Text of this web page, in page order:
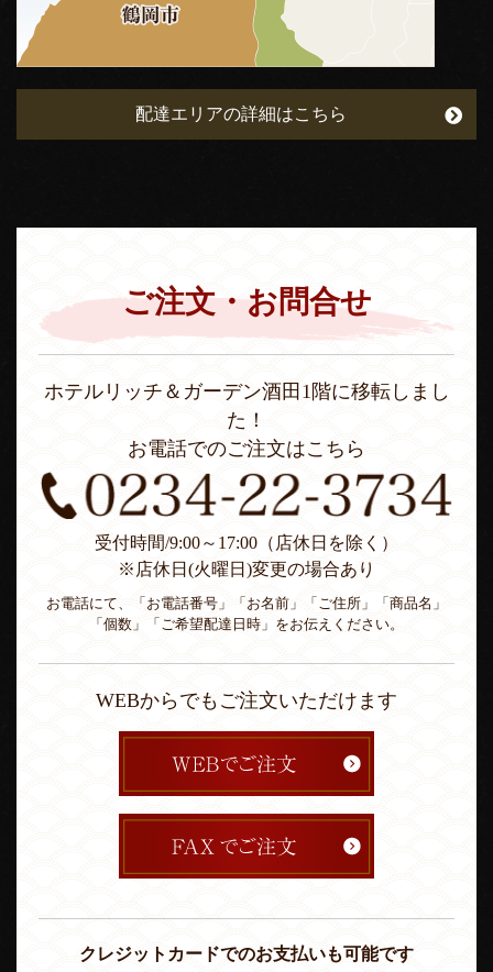
配達エリアの詳細はこちら
ご注文・お問合せ
ホテルリッチ＆ガーデン酒田1階に移転しまし
た！
お電話でのご注文はこちら
受付時間/9:00～17:00（店休日を除く）
※店休日(火曜日)変更の場合あり
お電話にて、「お電話番号」「お名前」「ご住所」「商品名」
「個数」「ご希望配達日時」をお伝えください。
WEBからでもご注文いただけます
クレジットカードでのお支払いも可能です